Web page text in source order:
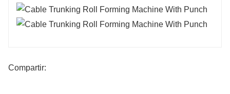
Compartir: